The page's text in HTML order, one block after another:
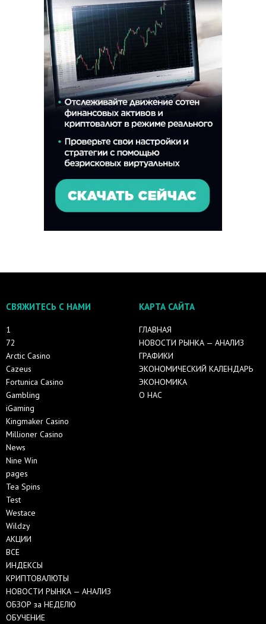
СВЯЖИТЕСЬ С НАМИ
1
72
Arctic Casino
Cazeus
Fortunica Casino
Gambling
iGaming
Kingmaker Casino
Millioner Casino
News
Nine Win
pages
Tea Spins
Test
Westace
Wildzy
АКЦИИ
ВСЕ
ИНДЕКСЫ
КРИПТОВАЛЮТЫ
НОВОСТИ РЫНКА — АНАЛИЗ
ОБЗОР за НЕДЕЛЮ
ОБУЧЕНИЕ
КАРТА САЙТА
ГЛАВНАЯ
НОВОСТИ РЫНКА — АНАЛИЗ
ГРАФИКИ
ЭКОНОМИЧЕСКИЙ КАЛЕНДАРЬ
ЭКОНОМИКА
О НАС